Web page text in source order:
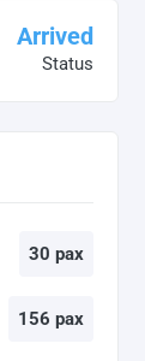
Arrived
Status
30 pax
156 pax